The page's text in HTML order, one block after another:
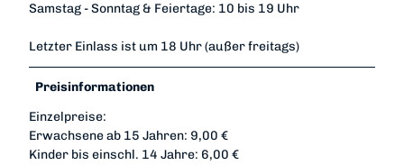
Samstag - Sonntag & Feiertage: 10 bis 19 Uhr
Letzter Einlass ist um 18 Uhr (außer freitags)
Preisinformationen
Einzelpreise:
Erwachsene ab 15 Jahren: 9,00 €
Kinder bis einschl. 14 Jahre: 6,00 €